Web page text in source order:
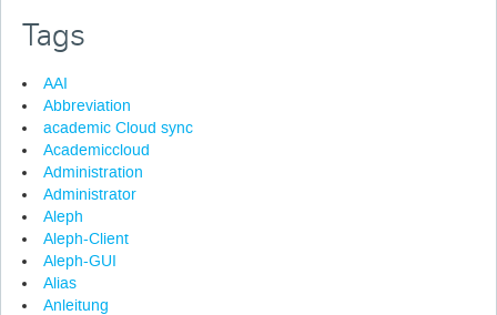
Tags
AAI
Abbreviation
academic Cloud sync
Academiccloud
Administration
Administrator
Aleph
Aleph-Client
Aleph-GUI
Alias
Anleitung